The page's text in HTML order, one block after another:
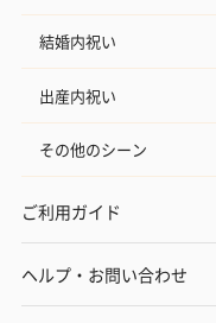
結婚内祝い
出産内祝い
その他のシーン
ご利用ガイド
ヘルプ・お問い合わせ